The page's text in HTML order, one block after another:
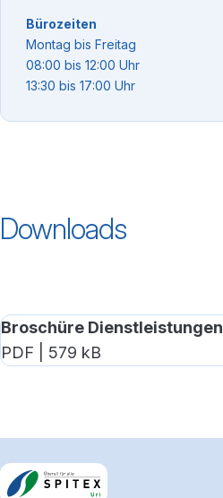
Bürozeiten
Montag bis Freitag
08:00 bis 12:00 Uhr
13:30 bis 17:00 Uhr
Downloads
Broschüre Dienstleistungen
PDF | 579 kB
Footerbereich